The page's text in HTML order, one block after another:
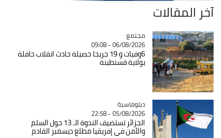
آخر المقالات
Catégorie
مجتمع
06/08/2026 - 09:08
6وفيات و 19 جريحا حصيلة حادث انقلاب حافلة
بولاية قسنطينة
Catégorie
دبلوماسية
05/08/2026 - 22:58
الجزائر تستضيف الندوة الـ 13 حول السلم
والأمن في إفريقيا مطلع ديسمبر القادم